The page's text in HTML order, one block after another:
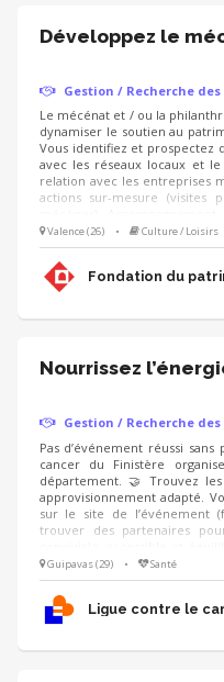
Développez le
Gestion / Recherche
Le mécénat et / ou la
dynamiser le soutien au
Vous identifiez et prospectez
avec les réseaux locaux et
relation avec les entreprises
actions sur-mesure (visites
sauvegarde du patrimoine à
Noël).
Valence (26) • Culture / Loisirs
Fondation du
Nourrissez
Gestion / Recherche
Pas d’événement réussi
cancer du Finistère
département. 🤝 Trouvez
approvisionnement adapté.
sur le site de l’événement
trouver des partenaires
aime le contact avec les
Guipavas (29) • Santé
Ligue contre le